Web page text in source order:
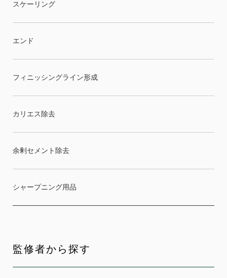
スケーリング
エンド
フィニッシングライン形成
カリエス除去
余剰セメント除去
シャープニング用品
監修者から探す